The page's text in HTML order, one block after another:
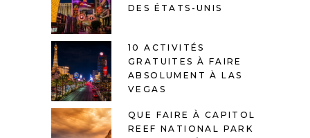
DES ÉTATS-UNIS
10 ACTIVITÉS
GRATUITES À FAIRE
ABSOLUMENT À LAS
VEGAS
QUE FAIRE À CAPITOL
REEF NATIONAL PARK